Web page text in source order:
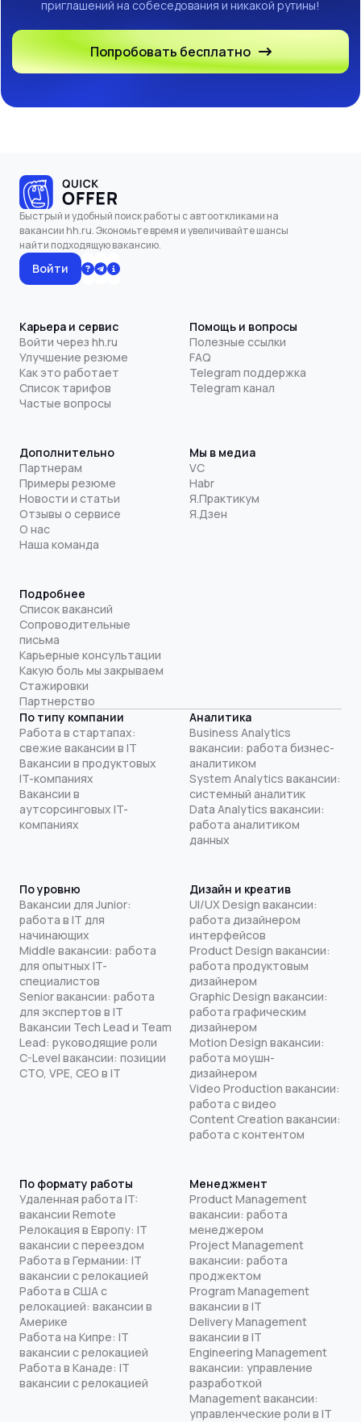
приглашений на собеседования и никакой рутины!
Попробовать бесплатно
Быстрый и удобный поиск работы с автооткликами на
вакансии hh.ru. Экономьте время и увеличивайте шансы
найти подходящую вакансию.
Войти
Карьера и сервис
Войти через hh.ru
Улучшение резюме
Как это работает
Список тарифов
Частые вопросы
Помощь и вопросы
Полезные ссылки
FAQ
Telegram поддержка
Telegram канал
Дополнительно
Партнерам
Примеры резюме
Новости и статьи
Отзывы о сервисе
О нас
Наша команда
Мы в медиа
VC
Habr
Я.Практикум
Я.Дзен
Подробнее
Список вакансий
Сопроводительные
письма
Карьерные консультации
Какую боль мы закрываем
Стажировки
Партнерство
По типу компании
Работа в стартапах:
свежие вакансии в IT
Вакансии в продуктовых
IT-компаниях
Вакансии в
аутсорсинговых IT-
компаниях
Аналитика
Business Analytics
вакансии: работа бизнес-
аналитиком
System Analytics вакансии:
системный аналитик
Data Analytics вакансии:
работа аналитиком
данных
По уровню
Вакансии для Junior:
работа в IT для
начинающих
Middle вакансии: работа
для опытных IT-
специалистов
Senior вакансии: работа
для экспертов в IT
Вакансии Tech Lead и Team
Lead: руководящие роли
C-Level вакансии: позиции
CTO, VPE, CEO в IT
Дизайн и креатив
UI/UX Design вакансии:
работа дизайнером
интерфейсов
Product Design вакансии:
работа продуктовым
дизайнером
Graphic Design вакансии:
работа графическим
дизайнером
Motion Design вакансии:
работа моушн-
дизайнером
Video Production вакансии:
работа с видео
Content Creation вакансии:
работа с контентом
По формату работы
Удаленная работа IT:
вакансии Remote
Релокация в Европу: IT
вакансии с переездом
Работа в Германии: IT
вакансии с релокацией
Работа в США с
релокацией: вакансии в
Америке
Работа на Кипре: IT
вакансии с релокацией
Работа в Канаде: IT
вакансии с релокацией
Менеджмент
Product Management
вакансии: работа
менеджером
Project Management
вакансии: работа
проджектом
Program Management
вакансии в IT
Delivery Management
вакансии в IT
Engineering Management
вакансии: управление
разработкой
Management вакансии:
управленческие роли в IT